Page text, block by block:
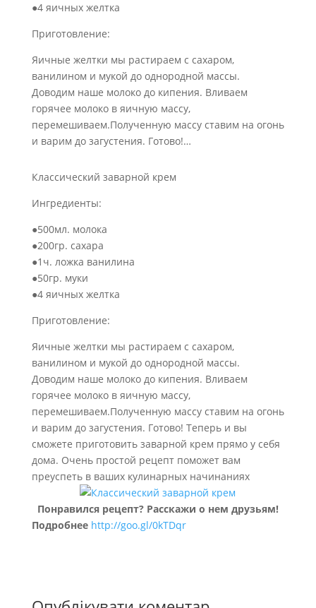
●4 яичных желтка
Приготовление:
Яичные желтки мы растираем с сахаром,
ванилином и мукой до однородной массы.
Доводим наше молоко до кипения. Вливаем
горячее молоко в яичную массу,
перемешиваем.Полученную массу ставим на огонь
и варим до загустения. Готово!…
Классический заварной крем
Ингредиенты:
●500мл. молока
●200гр. сахара
●1ч. ложка ванилина
●50гр. муки
●4 яичных желтка
Приготовление:
Яичные желтки мы растираем с сахаром,
ванилином и мукой до однородной массы.
Доводим наше молоко до кипения. Вливаем
горячее молоко в яичную массу,
перемешиваем.Полученную массу ставим на огонь
и варим до загустения. Готово! Теперь и вы
сможете приготовить заварной крем прямо у себя
дома. Очень простой рецепт поможет вам
преуспеть в ваших кулинарных начинаниях
Понравился рецепт? Расскажи о нем друзьям!
Подробнее http://goo.gl/0kTDqr